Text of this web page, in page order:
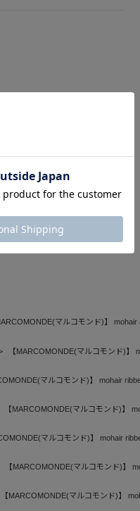
マルコモンド)】
【MARCOMONDE(マルコモンド)】
マルコモンド)】 mohair
【MARCOMONDE(マルコモンド)】
マルコモンド)】 mohair
【MARCOMONDE(マルコモンド)】
【MARCOMONDE(マルコモンド)】